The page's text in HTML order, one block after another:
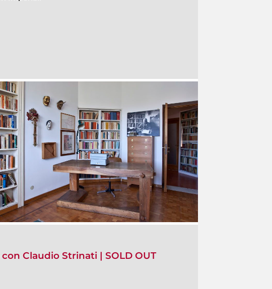
Claudio Strinati | SOLD OUT